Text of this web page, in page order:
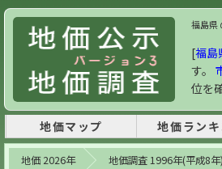
福島県
[福島
す。
位を
地価マップ 地価ラン
地価 2026年 地価調査 1996年(平成8年)